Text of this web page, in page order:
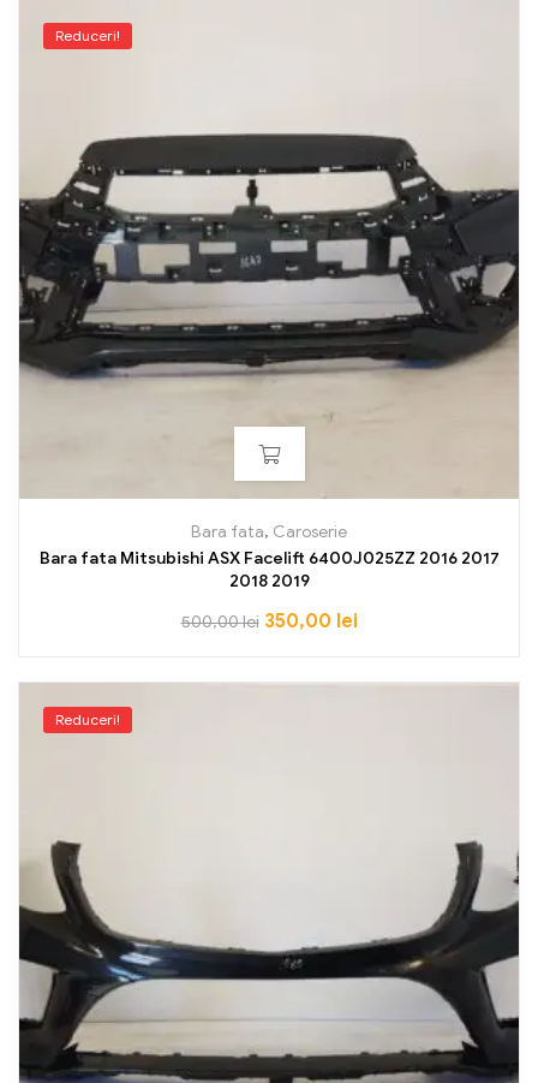
Reduceri!
Bara fata, Caroserie
Bara fata Mitsubishi ASX Facelift 6400J025ZZ 2016 2017
2018 2019
500,00lei 350,00 lei
Reduceri!